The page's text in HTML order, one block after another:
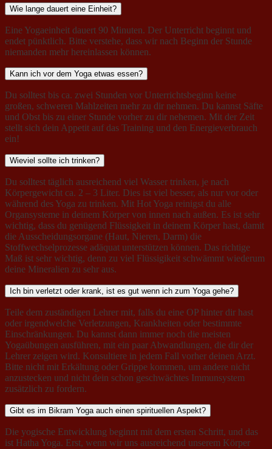
Wie lange dauert eine Einheit?
Eine Yogaeinheit dauert 90 Minuten. Der Unterricht beginnt und
endet pünktlich. Bitte verstehe, dass wir nach Beginn der Stunde
niemanden mehr hereinlassen können.
Kann ich vor dem Yoga etwas essen?
Du solltest bis ca. zwei Stunden vor Unterrichtsbeginn keine
großen, schweren Mahlzeiten mehr zu dir nehmen. Du kannst Säfte
und Obst bis zu einer Stunde vorher zu dir nehemen. Mit der Zeit
stellt sich dein Appetit auf das Training und den Energieverbrauch
ein!
Wieviel sollte ich trinken?
Du solltest täglich ausreichend viel Wasser trinken, je nach
Körpergewicht ca. 2 – 3 Liter. Dies ist viel besser, als nur vor oder
während des Yoga zu trinken. Mit Hot Yoga reinigst du alle
Organsysteme in deinem Körper von innen nach außen. Es ist sehr
wichtig, dass du genügend Flüssigkeit in deinem Körper hast, damit
die Ausscheidungsorgane (Haut, Nieren, Darm) die
Stoffwechselprozesse adäquat unterstützen können. Das richtige
Maß ist sehr wichtig, denn zu viel Flüssigikeit schwämmt wiederum
deine Mineralien zu sehr aus.
Ich bin verletzt oder krank, ist es gut wenn ich zum Yoga gehe?
Teile dem zuständigen Lehrer mit, falls du eine OP hinter dir hast
oder irgendwelche Verletzungen, Krankheiten oder bestimmte
Einschränkungen. Du kannst dann immer noch die meisten
Yogaübungen ausführen, mit ein paar Abwandlungen, die dir der
Lehrer zeigen wird. Konsultiere in jedem Fall vorher deinen Arzt.
Bitte nicht mit Erkältung oder Grippe kommen, um andere nicht
anzustecken und nicht dein schon geschwächtes Immunsystem
zusätzlich zu fordern.
Gibt es im Bikram Yoga auch einen spirituellen Aspekt?
Die yogische Entwicklung beginnt mit dem ersten Schritt, und das
ist Hatha Yoga. Erst, wenn wir uns ausreichend unserem Körper